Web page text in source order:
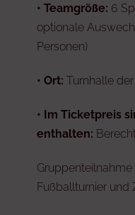
• Teamgröße: 6
optionale
Personen)
• Ort: Turnhalle
• Im Ticketpreis
enthalten:
Fußballturnier und